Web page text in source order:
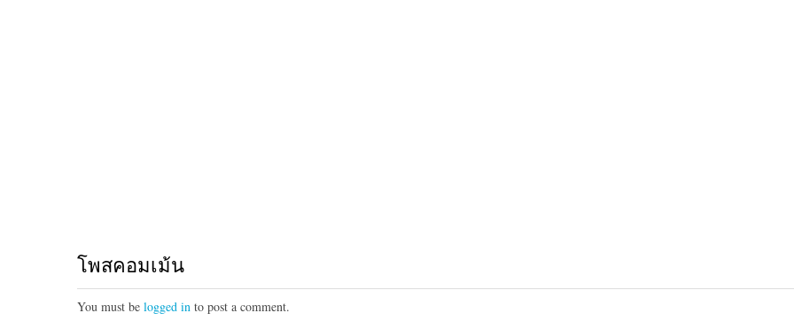
โพสคอมเม้น
You must be logged in to post a comment.